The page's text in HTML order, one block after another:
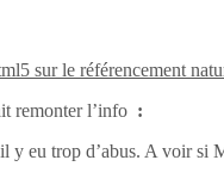
sur le référencement
remonter l’info :
y eu trop d’abus. A voir si